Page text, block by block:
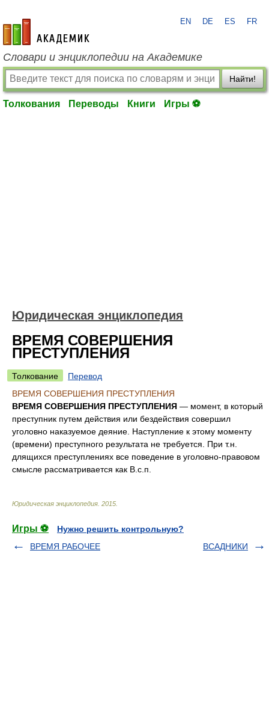
academic.ru
EN DE ES FR
Словари и энциклопедии на Академике
Найти!
Толкования Переводы Книги Игры ⚽
Юридическая энциклопедия
ВРЕМЯ СОВЕРШЕНИЯ
ПРЕСТУПЛЕНИЯ
Толкование
Перевод
ВРЕМЯ СОВЕРШЕНИЯ ПРЕСТУПЛЕНИЯ
ВРЕМЯ СОВЕРШЕНИЯ ПРЕСТУПЛЕНИЯ — момент, в который
преступник путем действия или бездействия совершил
уголовно наказуемое деяние. Наступление к этому моменту
(времени) преступного результата не требуется. При т.н.
длящихся преступлениях все поведение в уголовно-правовом
смысле рассматривается как В.с.п.
Юридическая энциклопедия 2015
Игры ⚽
Нужно решить контрольную?
ВРЕМЯ РАБОЧЕЕ
ВСАДНИКИ